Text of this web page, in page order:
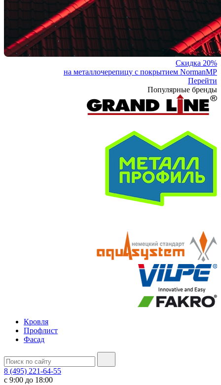
Скидка 20%
на металлочерепицу с покрытием NormanMP
Перейти
Популярные бренды
Кровля
Профлист
Фасад
8 (495) 221-64-55
с 9:00 до 18:00